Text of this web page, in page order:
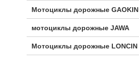
Мотоциклы дорожные GAOKIN
мотоциклы дорожные JAWA
Мотоциклы дорожные LONCIN